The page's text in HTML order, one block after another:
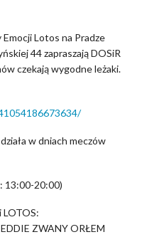
Lotos na Pradze
44 zapraszają DOSiR
czekają wygodne leżaki.
w dniach meczów
13:00-20:00)
LOTOS:
ZWANY ORŁEM